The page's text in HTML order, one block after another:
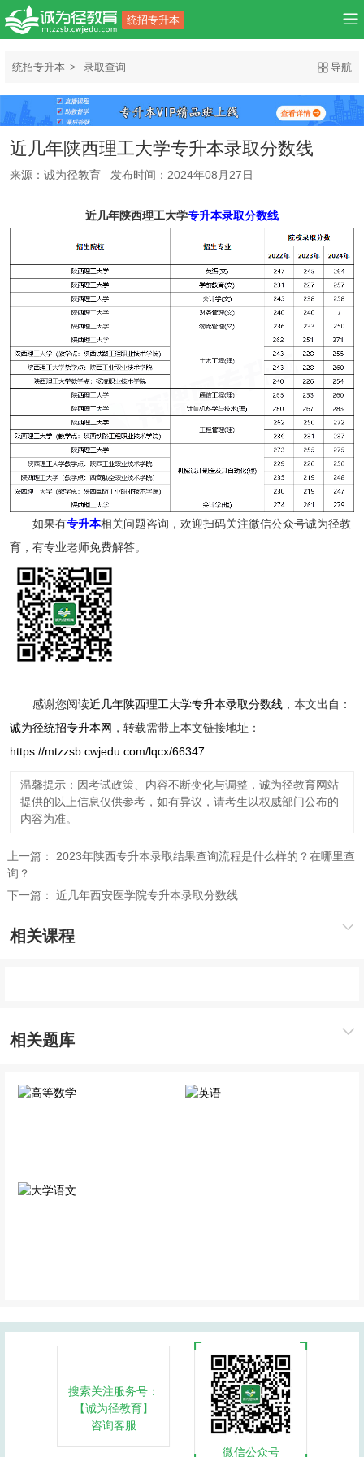
统招专升本
统招专升本 录取查询 导航
近几年陕西理工大学专升本录取分数线
来源：诚为径教育 发布时间：2024年08月27日
近几年陕西理工大学专升本录取分数线
如果有专升本相关问题咨询，欢迎扫码关注微信公众号诚为径教
育，有专业老师免费解答。
感谢您阅读近几年陕西理工大学专升本录取分数线，本文出自：
诚为径统招专升本网 ，转载需带上本文链接地址：
https://mtzzsb.cwjedu.com/lqcx/66347
温馨提示：因考试政策、内容不断变化与调整，诚为径教育网站
提供的以上信息仅供参考，如有异议，请考生以权威部门公布的
内容为准。
上一篇： 2023年陕西专升本录取结果查询流程是什么样的？在哪里查
询？
下一篇： 近几年西安医学院专升本录取分数线
相关课程
相关题库
搜索关注服务号：
【诚为径教育】
咨询客服
微信公众号